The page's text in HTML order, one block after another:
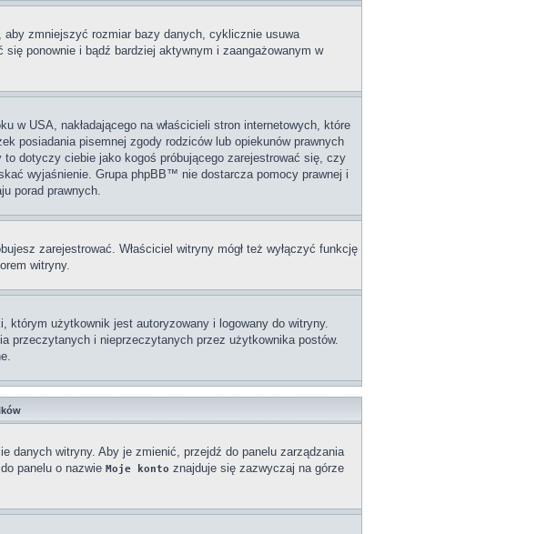
aby zmniejszyć rozmiar bazy danych, cyklicznie usuwa
ponownie i bądź bardziej aktywnym i zaangażowanym w
w USA, nakładającego na właścicieli stron internetowych, które
posiadania pisemnej zgody rodziców lub opiekunów prawnych
dotyczy ciebie jako kogoś próbującego zarejestrować się, czy
wyjaśnienie. Grupa phpBB™ nie dostarcza pomocy prawnej i
porad prawnych.
zarejestrować. Właściciel witryny mógł też wyłączyć funkcję
witryny.
użytkownik jest autoryzowany i logowany do witryny.
przeczytanych i nieprzeczytanych przez użytkownika postów.
danych witryny. Aby je zmienić, przejdź do panelu zarządzania
panelu o nazwie Moje konto znajduje się zazwyczaj na górze